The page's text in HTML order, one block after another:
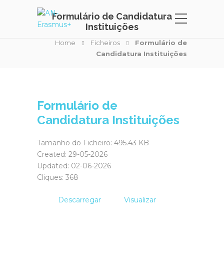
Formulário de Candidatura
Instituições
Home Ficheiros
Formulário de
Candidatura Instituições
Formulário de
Candidatura Instituições
Tamanho do Ficheiro: 495.43 KB
Created: 29-05-2026
Updated: 02-06-2026
Cliques: 368
Descarregar Visualizar